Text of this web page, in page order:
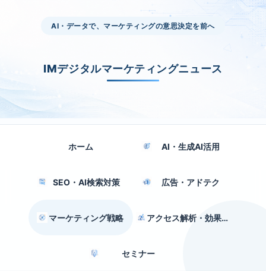
AI・データで、マーケティングの意思決定を前へ
IMデジタルマーケティングニュース
ホーム AI・生成AI活用
SEO・AI検索対策 広告・アドテク
マーケティング戦略 アクセス解析・効果測定
セミナー